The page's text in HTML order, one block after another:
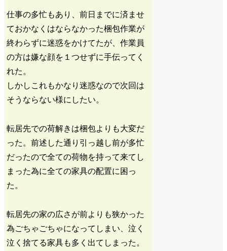
仕事の多忙もあり、前日までに済ませ
ておかなくはならなかった梱包作業が
終わらずに迷惑をかけてたが、作業員
の方は嫌な顔を１つせずに手伝ってく
れた。
しかしこれもかなり迷惑なので次回は
そうならない様にしたい。
転居先での荷解きは梱包よりも大変だ
った。前述した通り引っ越し前が多忙
だったので全ての荷物を持って来てし
まった為に全ての家具の配置に困っ
た。
転居先の家の広さが前よりも狭かった
為ごちゃごちゃになってしまい、泣く
泣く捨てる家具も多く出てしまった。